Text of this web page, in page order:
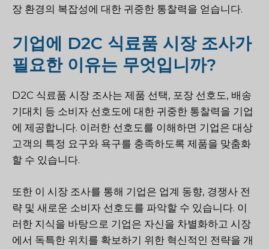
장 환경의 복잡성에 대한 귀중한 통찰력을 얻습니다.
기업에 D2C 식료품 시장 조사가
필요한 이유는 무엇입니까?
D2C 식료품 시장 조사는 제품 선택, 포장 선호도, 배송
기대치 등 소비자 선호도에 대한 귀중한 통찰력을 기업
에 제공합니다. 이러한 선호도를 이해하면 기업은 대상
고객의 특정 요구와 욕구를 충족하도록 제품을 맞춤화
할 수 있습니다.
또한 이 시장 조사를 통해 기업은 업계 동향, 경쟁사 전
략 및 새로운 소비자 선호도를 파악할 수 있습니다. 이
러한 지식을 바탕으로 기업은 자신을 차별화하고 시장
에서 독특한 위치를 확보하기 위한 혁신적인 전략을 개